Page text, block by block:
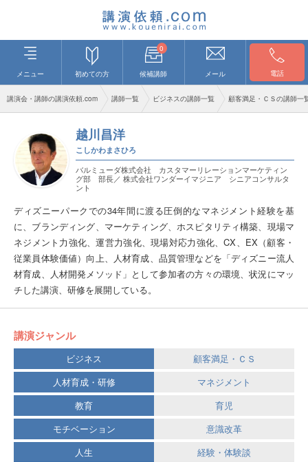
メニュー 初めての方
0
候補講師 メール 電話
講演会・講師の講演依頼.com 講師一覧 ビジネスの講師一覧 顧客満足・ＣＳの講師一
越川昌洋
こしかわまさひろ
バルミューダ株式会社 カスタマーリレーションマーケティン
グ部 部長／ 株式会社ワンダーイマジニア シニアコンサルタ
ント
ディズニーパークでの34年間に渡る圧倒的なマネジメント経験を基
に、ブランディング、マーケティング、ホスピタリティ構築、現場マ
ネジメント力強化、運営力強化、現場対応力強化、CX、EX（顧客・
従業員体験価値）向上、人材育成、品質管理などを「ディズニー流人
材育成、人材開発メソッド」として参加者の方々の環境、状況にマッ
チした講演、研修を展開している。
講演ジャンル
ビジネス
顧客満足・ＣＳ
人材育成・研修
マネジメント
教育
育児
モチベーション
意識改革
人生
経験・体験談